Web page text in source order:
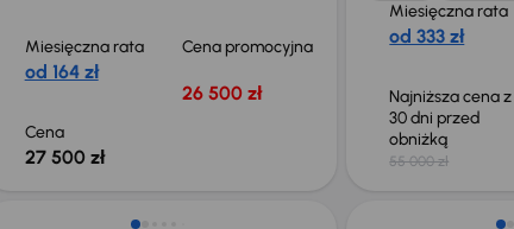
Miesięczna rata
od 164 zł
Cena promocyjna
26 500 zł
Cena
27 500 zł
Miesięczna rata
od 333 zł
Najniższa cena z
30 dni przed
obniżką
55 000 zł
Taniej o 500 zł Taniej o 2 000 zł